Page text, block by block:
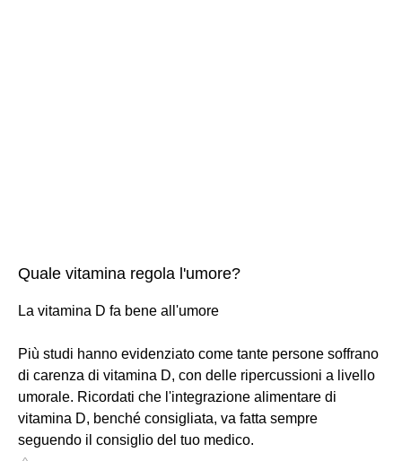
Quale vitamina regola l'umore?
La vitamina D fa bene all'umore
Più studi hanno evidenziato come tante persone soffrano
di carenza di vitamina D, con delle ripercussioni a livello
umorale. Ricordati che l'integrazione alimentare di
vitamina D, benché consigliata, va fatta sempre
seguendo il consiglio del tuo medico.